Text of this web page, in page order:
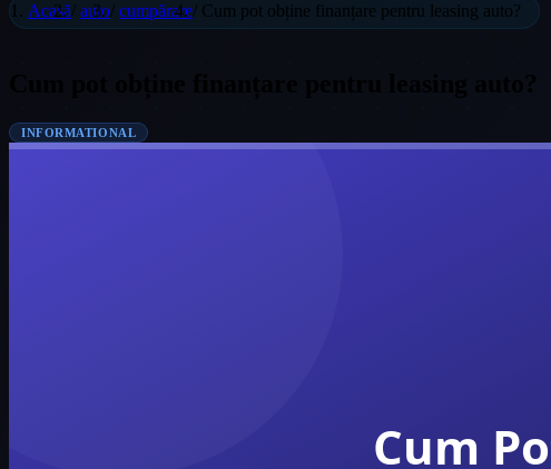
Acasă/ auto/ cumpărare/ Cum pot obține finanțare pentru leasing auto?
INFORMATIONAL